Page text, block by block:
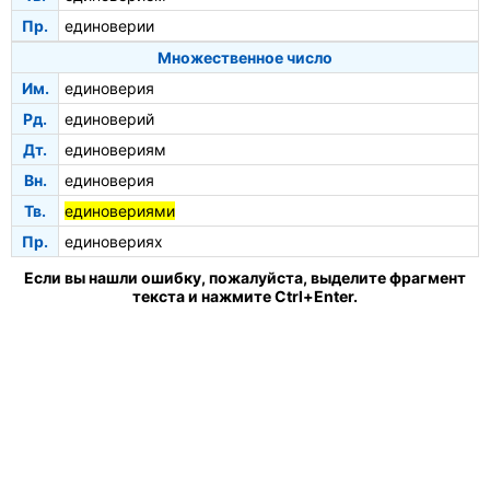
Пр.
единоверии
Множественное число
Им.
единоверия
Рд.
единоверий
Дт.
единовериям
Вн.
единоверия
Тв.
единовериями
Пр.
единовериях
Если вы нашли ошибку, пожалуйста, выделите фрагмент
текста и нажмите Ctrl+Enter.